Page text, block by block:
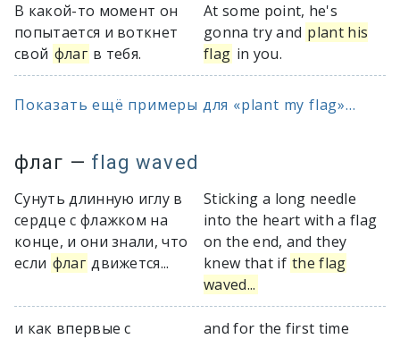
В какой-то момент он
попытается и воткнет
свой флаг в тебя.
At some point, he's
gonna try and plant his
flag in you.
Показать ещё примеры для «plant my flag»...
флаг — flag waved
Сунуть длинную иглу в
сердце с флажком на
конце, и они знали, что
если флаг движется...
Sticking a long needle
into the heart with a flag
on the end, and they
knew that if the flag
waved...
и как впервые с
and for the first time